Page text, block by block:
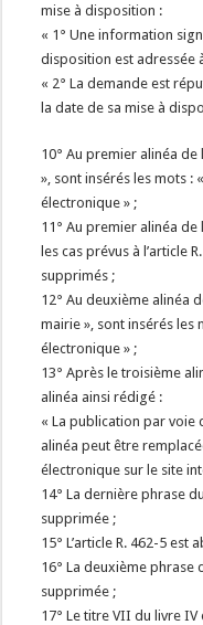
mise à disposition :
« 1° Une information
disposition est adressée
« 2° La demande est
la date de sa mise à
10° Au premier alinéa de
», sont insérés les mots :
électronique » ;
11° Au premier alinéa de
les cas prévus à l’article
supprimés ;
12° Au deuxième alinéa
mairie », sont insérés
électronique » ;
13° Après le troisième
alinéa ainsi rédigé :
« La publication par voie
alinéa peut être
électronique sur le site
14° La dernière phrase
supprimée ;
15° L’article R. 462-5 est
16° La deuxième phrase
supprimée ;
17° Le titre VII du livre